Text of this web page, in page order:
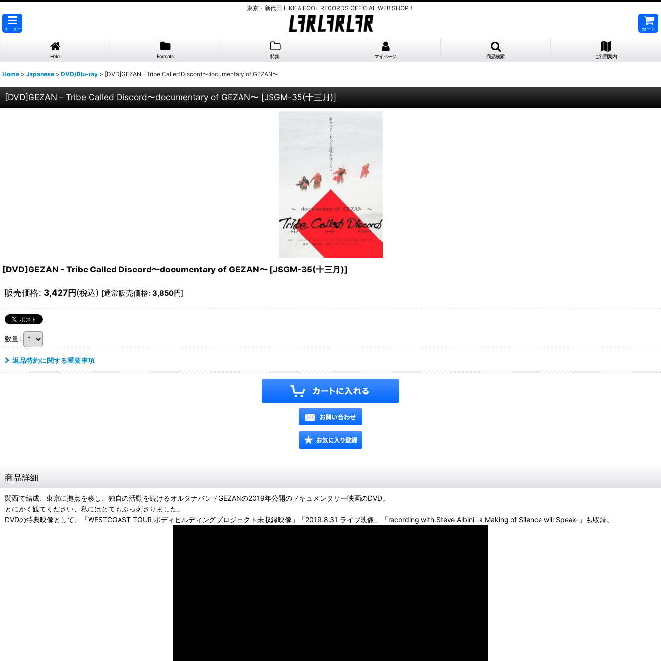
東京・新代田 LIKE A FOOL RECORDS OFFICIAL WEB SHOP！
メニュー カート
Hello! Formats 特集 マイページ 商品検索 ご利用案内
Home > Japanese > DVD/Blu-ray > [DVD]GEZAN - Tribe Called Discord〜documentary of GEZAN〜
[DVD]GEZAN - Tribe Called Discord〜documentary of GEZAN〜 [JSGM-35(十三月)]
[DVD]GEZAN - Tribe Called Discord〜documentary of GEZAN〜 [JSGM-35(十三月)]
販売価格: 3,427円(税込) [通常販売価格: 3,850円]
数量:
返品特約に関する重要事項
商品詳細
関西で結成、東京に拠点を移し、独自の活動を続けるオルタナバンドGEZANの2019年公開のドキュメンタリー映画のDVD。
とにかく観てください、私にはとてもぶっ刺さりました。
DVDの特典映像として、「WESTCOAST TOUR ボディビルディングプロジェクト未収録映像」「2019.8.31 ライブ映像」「recording with Steve Albini -a Making of Silence will Speak-」も収録。